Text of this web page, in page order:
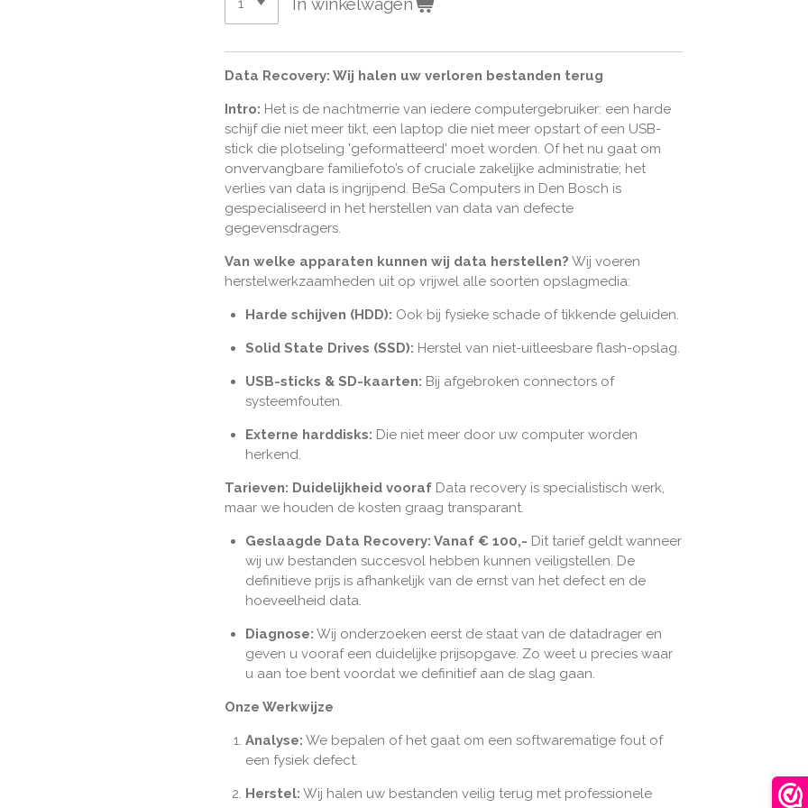
Data Recovery: Wij halen uw verloren bestanden terug
Intro: Het is de nachtmerrie van iedere computergebruiker: een harde
schijf die niet meer tikt, een laptop die niet meer opstart of een USB-
stick die plotseling 'geformatteerd' moet worden. Of het nu gaat om
onvervangbare familiefoto’s of cruciale zakelijke administratie; het
verlies van data is ingrijpend. BeSa Computers in Den Bosch is
gespecialiseerd in het herstellen van data van defecte
gegevensdragers.
Van welke apparaten kunnen wij data herstellen? Wij voeren
herstelwerkzaamheden uit op vrijwel alle soorten opslagmedia:
Harde schijven (HDD): Ook bij fysieke schade of tikkende geluiden.
Solid State Drives (SSD): Herstel van niet-uitleesbare flash-opslag.
USB-sticks & SD-kaarten: Bij afgebroken connectors of
systeemfouten.
Externe harddisks: Die niet meer door uw computer worden
herkend.
Tarieven: Duidelijkheid vooraf Data recovery is specialistisch werk,
maar we houden de kosten graag transparant.
Geslaagde Data Recovery: Vanaf € 100,- Dit tarief geldt wanneer
wij uw bestanden succesvol hebben kunnen veiligstellen. De
definitieve prijs is afhankelijk van de ernst van het defect en de
hoeveelheid data.
Diagnose: Wij onderzoeken eerst de staat van de datadrager en
geven u vooraf een duidelijke prijsopgave. Zo weet u precies waar
u aan toe bent voordat we definitief aan de slag gaan.
Onze Werkwijze
Analyse: We bepalen of het gaat om een softwarematige fout of
een fysiek defect.
Herstel: Wij halen uw bestanden veilig terug met professionele